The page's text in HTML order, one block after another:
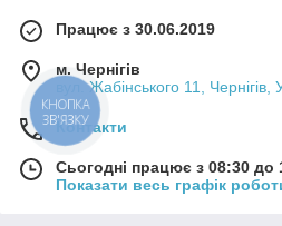
Працює з 30.06.2019
м. Чернігів
вул. Жабінського 11, Чернігів,
Контакти
Сьогодні працює з 08:30 до
Показати весь графік
КНОПКА
ЗВ'ЯЗКУ